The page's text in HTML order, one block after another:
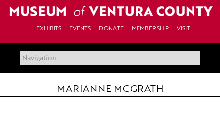
EXHIBITS EVENTS DONATE MEMBERSHIP VISIT
MARIANNE MCGRATH